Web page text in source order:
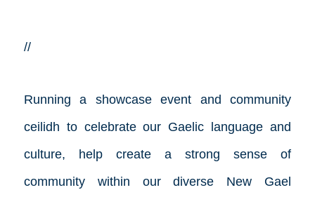
//
Running a showcase event and community
ceilidh to celebrate our Gaelic language and
culture, help create a strong sense of
community within our diverse New Gael